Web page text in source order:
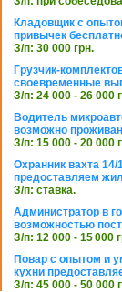
Кладовщик с
привычек
З/п: 30 000 грн.
Грузчик-
своевременные
З/п: 24 000 - 26 000
Водитель
возможно
З/п: 15 000 - 20 000
Охранник вахта
предоставляем
З/п: ставка.
Администратор в
возможностью
З/п: 12 000 - 15 000
Повар с опытом и
кухни
З/п: 45 000 - 50 000